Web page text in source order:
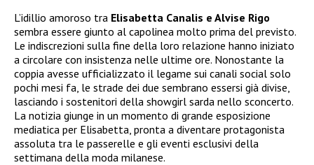
L’idillio amoroso tra Elisabetta Canalis e Alvise Rigo
sembra essere giunto al capolinea molto prima del previsto.
Le indiscrezioni sulla fine della loro relazione hanno iniziato
a circolare con insistenza nelle ultime ore. Nonostante la
coppia avesse ufficializzato il legame sui canali social solo
pochi mesi fa, le strade dei due sembrano essersi già divise,
lasciando i sostenitori della showgirl sarda nello sconcerto.
La notizia giunge in un momento di grande esposizione
mediatica per Elisabetta, pronta a diventare protagonista
assoluta tra le passerelle e gli eventi esclusivi della
settimana della moda milanese.